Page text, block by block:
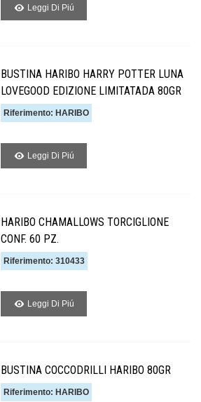
Leggi Di Piú
BUSTINA HARIBO HARRY POTTER LUNA
LOVEGOOD EDIZIONE LIMITATADA 80GR
Riferimento: HARIBO
Leggi Di Piú
HARIBO CHAMALLOWS TORCIGLIONE
CONF. 60 PZ.
Riferimento: 310433
Leggi Di Piú
BUSTINA COCCODRILLI HARIBO 80GR
Riferimento: HARIBO